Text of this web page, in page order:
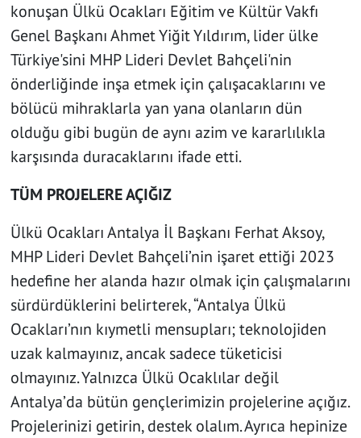
konuşan Ülkü Ocakları Eğitim ve Kültür Vakfı
Genel Başkanı Ahmet Yiğit Yıldırım, lider ülke
Türkiye'sini MHP Lideri Devlet Bahçeli'nin
önderliğinde inşa etmek için çalışacaklarını ve
bölücü mihraklarla yan yana olanların dün
olduğu gibi bugün de aynı azim ve kararlılıkla
karşısında duracaklarını ifade etti.
TÜM PROJELERE AÇIĞIZ
Ülkü Ocakları Antalya İl Başkanı Ferhat Aksoy,
MHP Lideri Devlet Bahçeli’nin işaret ettiği 2023
hedefine her alanda hazır olmak için çalışmalarını
sürdürdüklerini belirterek, “Antalya Ülkü
Ocakları’nın kıymetli mensupları; teknolojiden
uzak kalmayınız, ancak sadece tüketicisi
olmayınız. Yalnızca Ülkü Ocaklılar değil
Antalya’da bütün gençlerimizin projelerine açığız.
Projelerinizi getirin, destek olalım. Ayrıca hepinize